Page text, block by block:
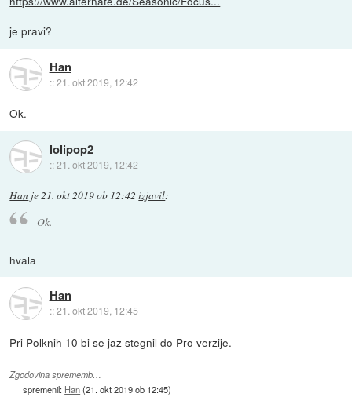
je pravi?
Han
::21. okt 2019, 12:42
Ok.
lolipop2
::21. okt 2019, 12:42
Han je21. okt 2019 ob 12:42 izjavil:
Ok.
hvala
Han
::21. okt 2019, 12:45
Pri Polknih 10 bi se jaz stegnil do Pro verzije.
Zgodovina sprememb…
spremenil: Han(21. okt 2019 ob 12:45)